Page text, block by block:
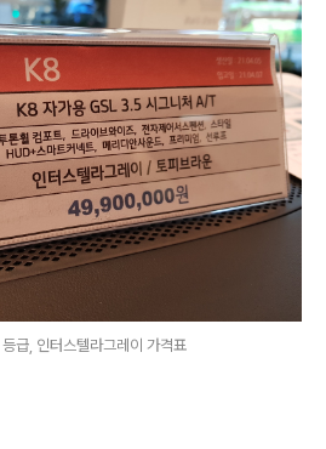
급, 인터스텔라그레이 가격표